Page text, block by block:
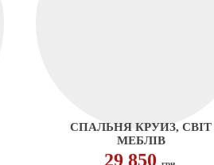
СПАЛЬНЯ КРУИЗ, СВІТ
МЕБЛІВ
29 850